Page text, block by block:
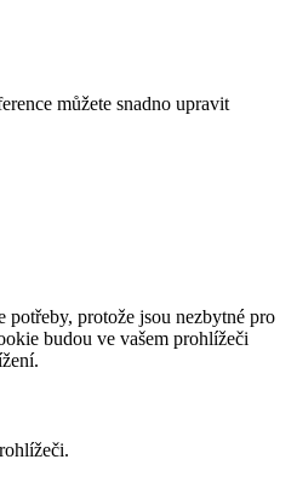
můžete snadno upravit
protože jsou nezbytné pro
budou ve vašem prohlížeči